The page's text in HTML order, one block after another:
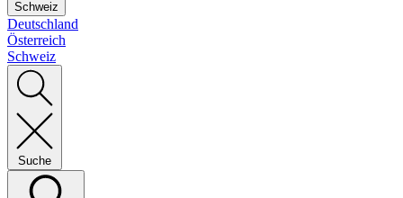
Schweiz
Deutschland
Österreich
Schweiz
Suche